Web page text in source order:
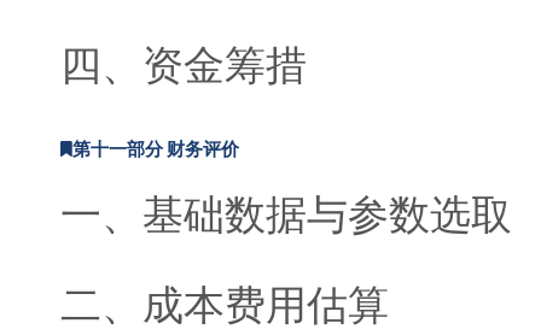
四、资金筹措
第十一部分 财务评价
一、基础数据与参数选取
二、成本费用估算